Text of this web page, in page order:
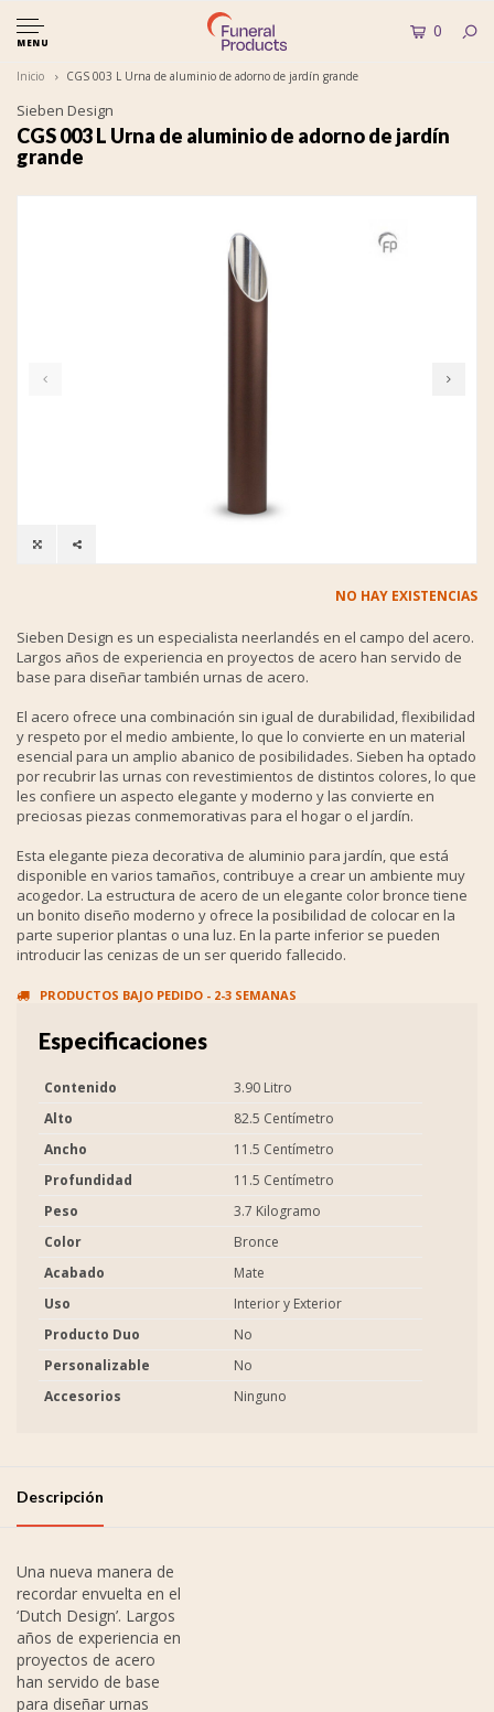
MENU
0
Inicio CGS 003 L Urna de aluminio de adorno de jardín grande
Sieben Design
CGS 003 L Urna de aluminio de adorno de jardín
grande
NO HAY EXISTENCIAS
Sieben Design es un especialista neerlandés en el campo del acero.
Largos años de experiencia en proyectos de acero han servido de
base para diseñar también urnas de acero.
El acero ofrece una combinación sin igual de durabilidad, flexibilidad
y respeto por el medio ambiente, lo que lo convierte en un material
esencial para un amplio abanico de posibilidades. Sieben ha optado
por recubrir las urnas con revestimientos de distintos colores, lo que
les confiere un aspecto elegante y moderno y las convierte en
preciosas piezas conmemorativas para el hogar o el jardín.
Esta elegante pieza decorativa de aluminio para jardín, que está
disponible en varios tamaños, contribuye a crear un ambiente muy
acogedor. La estructura de acero de un elegante color bronce tiene
un bonito diseño moderno y ofrece la posibilidad de colocar en la
parte superior plantas o una luz. En la parte inferior se pueden
introducir las cenizas de un ser querido fallecido.
PRODUCTOS BAJO PEDIDO - 2-3 SEMANAS
Especificaciones
Contenido
3.90 Litro
Alto
82.5 Centímetro
Ancho
11.5 Centímetro
Profundidad
11.5 Centímetro
Peso
3.7 Kilogramo
Color
Bronce
Acabado
Mate
Uso
Interior y Exterior
Producto Duo
No
Personalizable
No
Accesorios
Ninguno
Descripción
Una nueva manera de
recordar envuelta en el
‘Dutch Design’. Largos
años de experiencia en
proyectos de acero
han servido de base
para diseñar urnas